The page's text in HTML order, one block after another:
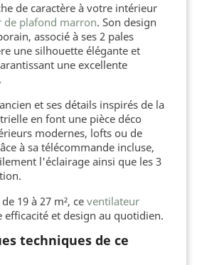
de caractère à votre intérieur
de plafond marron. Son design
associé à ses 2 pales
une silhouette élégante et
une excellente
et ses détails inspirés de la
en font une pièce déco
modernes, lofts ou de
à sa télécommande incluse,
l'éclairage ainsi que les 3
19 à 27 m², ce ventilateur
efficacité et design au quotidien.
techniques de ce